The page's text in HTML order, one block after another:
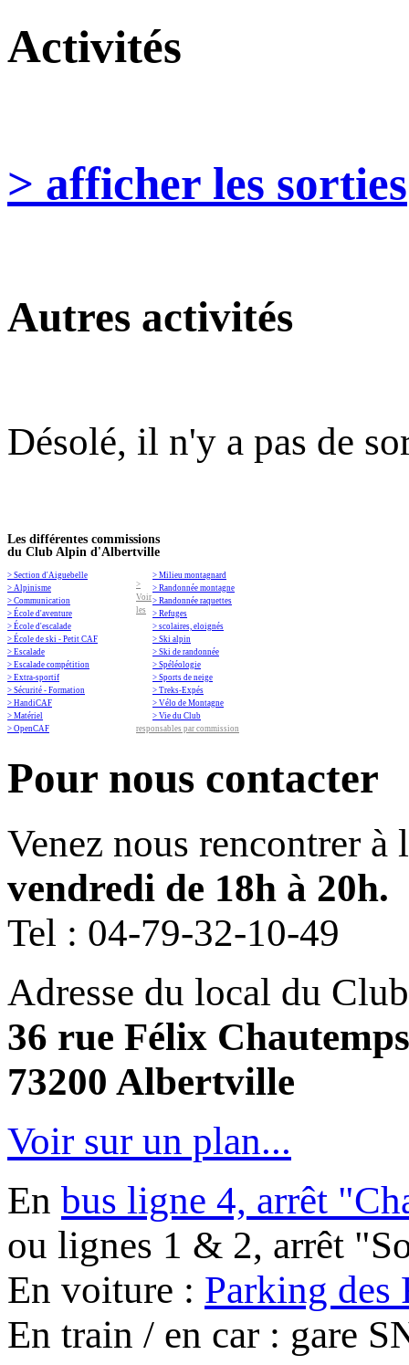
Activités
> afficher les sorties
Autres activités
Désolé, il n'y a pas de
Les différentes commissions
du Club Alpin d'Albertville
> Section d'Aiguebelle
> Alpinisme
> Communication
> École d'aventure
> École d'escalade
> École de ski - Petit CAF
> Escalade
> Escalade compétition
> Extra-sportif
> Sécurité - Formation
> HandiCAF
> Matériel
> OpenCAF
> Milieu montagnard
> Randonnée montagne
> Randonnée raquettes
> Refuges
> scolaires, eloignés
> Ski alpin
> Ski de randonnée
> Spéléologie
> Sports de neige
> Treks-Expés
> Vélo de Montagne
> Vie du Club
>
Voir
les
responsables par commission
Pour nous contacter
Venez nous rencontrer à
vendredi de 18h à 20h.
Tel : 04-79-32-10-49
Adresse du local du
36 rue Félix Chautemps
73200 Albertville
Voir sur un plan...
En bus ligne 4, arrêt
ou lignes 1 & 2, arrêt
En voiture : Parking des
En train / en car : gare